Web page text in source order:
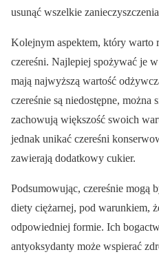
usunąć wszelkie
Kolejnym aspektem, który warto
czereśni. Najlepiej spożywać je
mają najwyższą wartość
czereśnie są niedostępne, można
zachowują większość swoich
jednak unikać czereśni
zawierają dodatkowy cukier.
Podsumowując, czereśnie mogą
diety ciężarnej, pod warunkiem,
odpowiedniej formie. Ich
antyoksydanty może wspierać